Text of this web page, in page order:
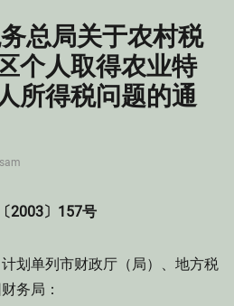
总局关于农村税
个人取得农业特
所得税问题的通
2003〕157号
划单列市财政厅（局）、地方税
务局：